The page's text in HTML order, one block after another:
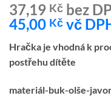
37,19 Kč bez
45,00 Kč vč
Hračka je vhodná k
postřehu dítěte
materiál-buk-olše-